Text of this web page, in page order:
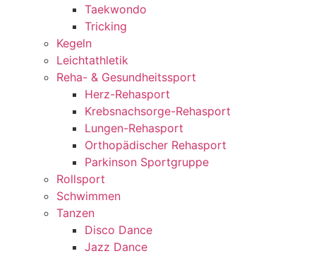
Taekwondo
Tricking
Kegeln
Leichtathletik
Reha- & Gesundheitssport
Herz-Rehasport
Krebsnachsorge-Rehasport
Lungen-Rehasport
Orthopädischer Rehasport
Parkinson Sportgruppe
Rollsport
Schwimmen
Tanzen
Disco Dance
Jazz Dance